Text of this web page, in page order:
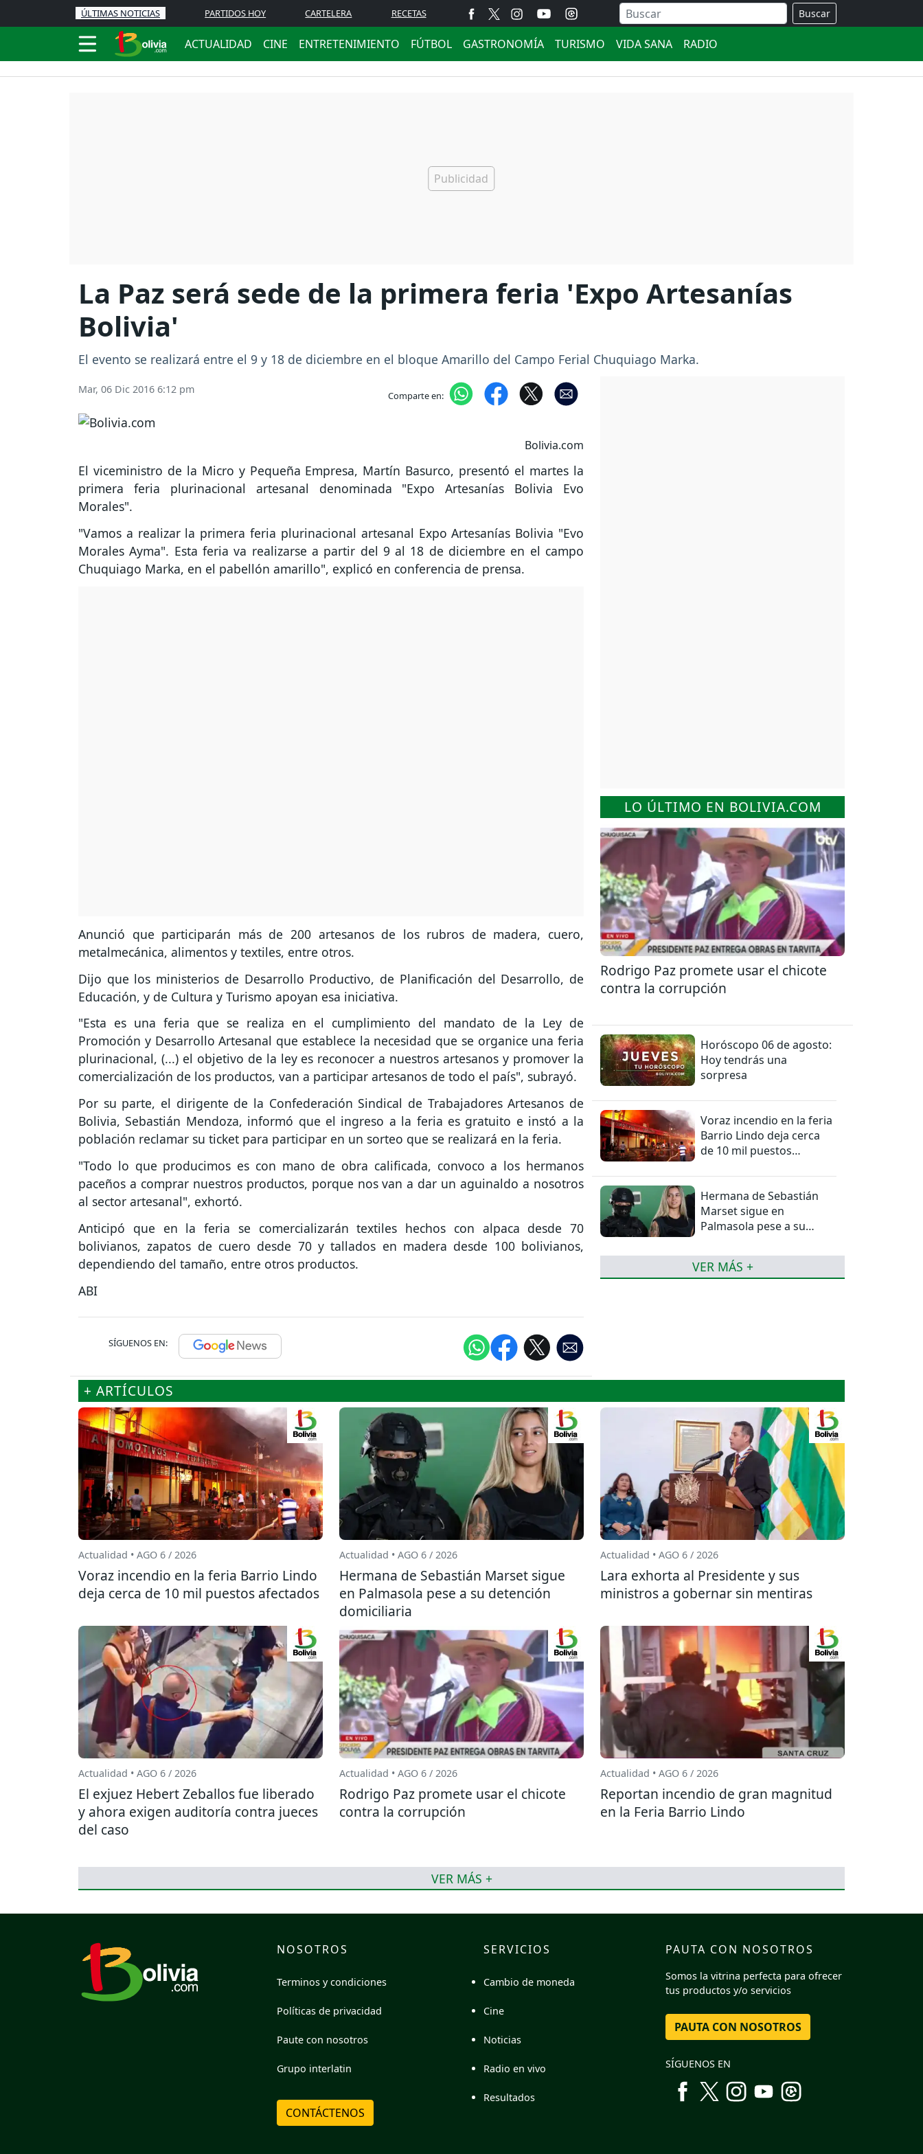
ÚLTIMAS NOTICIAS PARTIDOS HOY CARTELERA RECETAS Buscar
ACTUALIDAD CINE ENTRETENIMIENTO FÚTBOL GASTRONOMÍA TURISMO VIDA SANA RADIO
La Paz será sede de la primera feria 'Expo Artesanías
Bolivia'
El evento se realizará entre el 9 y 18 de diciembre en el bloque Amarillo del Campo Ferial Chuquiago Marka.
Mar, 06 Dic 2016 6:12 pm Comparte en:
Bolivia.com
El viceministro de la Micro y Pequeña Empresa, Martín Basurco, presentó el martes la
primera feria plurinacional artesanal denominada "Expo Artesanías Bolivia Evo
Morales".
"Vamos a realizar la primera feria plurinacional artesanal Expo Artesanías Bolivia "Evo
Morales Ayma". Esta feria va realizarse a partir del 9 al 18 de diciembre en el campo
Chuquiago Marka, en el pabellón amarillo", explicó en conferencia de prensa.
Anunció que participarán más de 200 artesanos de los rubros de madera, cuero,
metalmecánica, alimentos y textiles, entre otros.
Dijo que los ministerios de Desarrollo Productivo, de Planificación del Desarrollo, de
Educación, y de Cultura y Turismo apoyan esa iniciativa.
"Esta es una feria que se realiza en el cumplimiento del mandato de la Ley de
Promoción y Desarrollo Artesanal que establece la necesidad que se organice una feria
plurinacional, (...) el objetivo de la ley es reconocer a nuestros artesanos y promover la
comercialización de los productos, van a participar artesanos de todo el país", subrayó.
Por su parte, el dirigente de la Confederación Sindical de Trabajadores Artesanos de
Bolivia, Sebastián Mendoza, informó que el ingreso a la feria es gratuito e instó a la
población reclamar su ticket para participar en un sorteo que se realizará en la feria.
"Todo lo que producimos es con mano de obra calificada, convoco a los hermanos
paceños a comprar nuestros productos, porque nos van a dar un aguinaldo a nosotros
al sector artesanal", exhortó.
Anticipó que en la feria se comercializarán textiles hechos con alpaca desde 70
bolivianos, zapatos de cuero desde 70 y tallados en madera desde 100 bolivianos,
dependiendo del tamaño, entre otros productos.
ABI
SÍGUENOS EN:
LO ÚLTIMO EN BOLIVIA.COM
Rodrigo Paz promete usar el chicote
contra la corrupción
Horóscopo 06 de agosto:
Hoy tendrás una
sorpresa
Voraz incendio en la feria
Barrio Lindo deja cerca
de 10 mil puestos
Hermana de Sebastián
Marset sigue en
Palmasola pese a su
VER MÁS +
+ ARTÍCULOS
Actualidad • AGO 6 / 2026
Voraz incendio en la feria Barrio Lindo
deja cerca de 10 mil puestos afectados
Actualidad • AGO 6 / 2026
Hermana de Sebastián Marset sigue
en Palmasola pese a su detención
domiciliaria
Actualidad • AGO 6 / 2026
Lara exhorta al Presidente y sus
ministros a gobernar sin mentiras
Actualidad • AGO 6 / 2026
El exjuez Hebert Zeballos fue liberado
y ahora exigen auditoría contra jueces
del caso
Actualidad • AGO 6 / 2026
Rodrigo Paz promete usar el chicote
contra la corrupción
Actualidad • AGO 6 / 2026
Reportan incendio de gran magnitud
en la Feria Barrio Lindo
VER MÁS +
NOSOTROS
Terminos y condiciones
Políticas de privacidad
Paute con nosotros
Grupo interlatin
CONTÁCTENOS
SERVICIOS
Cambio de moneda
Cine
Noticias
Radio en vivo
Resultados
PAUTA CON NOSOTROS
Somos la vitrina perfecta para ofrecer
tus productos y/o servicios
PAUTA CON NOSOTROS
SÍGUENOS EN